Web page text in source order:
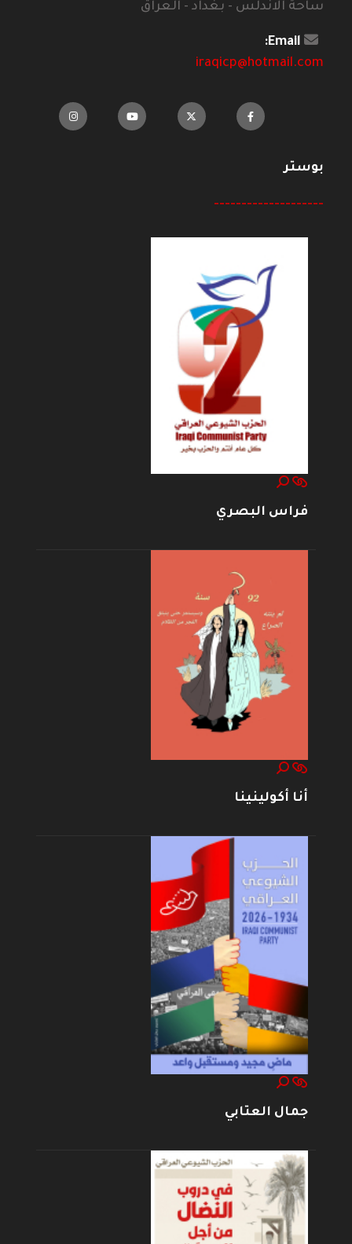
ساحة الاندلس - بغداد - العراق
Email:
iraqicp@hotmail.com
بوستر
--------------------
فراس البصري
أنا أكولينينا
جمال العتابي